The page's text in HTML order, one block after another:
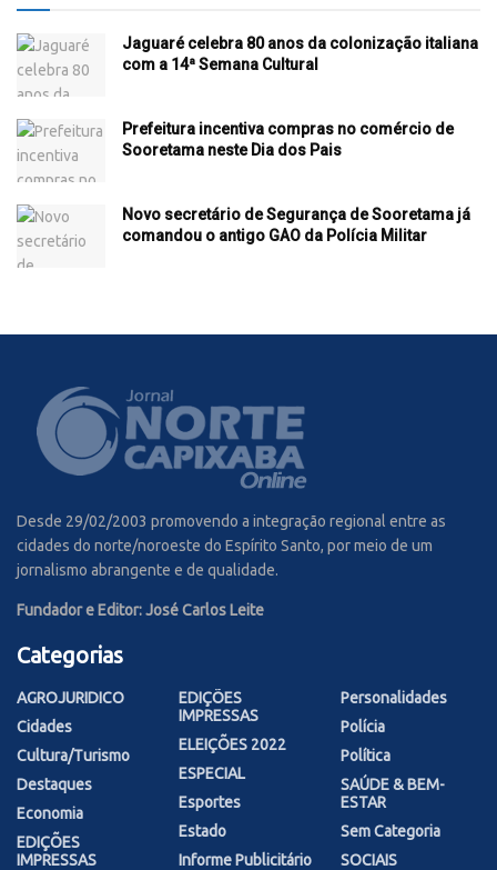
Jaguaré celebra 80 anos da colonização italiana
com a 14ª Semana Cultural
Prefeitura incentiva compras no comércio de
Sooretama neste Dia dos Pais
Novo secretário de Segurança de Sooretama já
comandou o antigo GAO da Polícia Militar
Desde 29/02/2003 promovendo a integração regional entre as
cidades do norte/noroeste do Espírito Santo, por meio de um
jornalismo abrangente e de qualidade.
Fundador e Editor: José Carlos Leite
Categorias
AGROJURIDICO
Cidades
Cultura/Turismo
Destaques
Economia
EDIÇÕES
IMPRESSAS
EDIÇÕES
IMPRESSAS
ELEIÇÕES 2022
ESPECIAL
Esportes
Estado
Informe Publicitário
Personalidades
Polícia
Política
SAÚDE & BEM-
ESTAR
Sem Categoria
SOCIAIS